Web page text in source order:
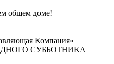
общем доме!
Компания»
СУББОТНИКА